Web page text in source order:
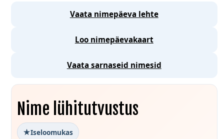
Vaata nimepäeva lehte
Loo nimepäevakaart
Vaata sarnaseid nimesid
Nime lühitutvustus
Iseloomukas